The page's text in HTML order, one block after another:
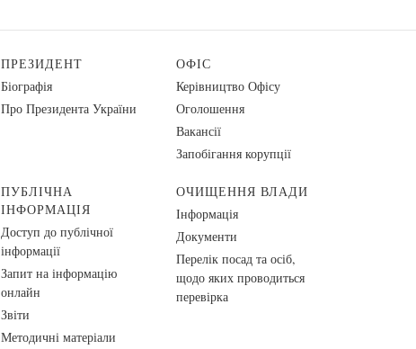
ПРЕЗИДЕНТ
Біографія
Про Президента України
ОФІС
Керівництво Офісу
Оголошення
Вакансії
Запобігання корупції
ПУБЛІЧНА
ІНФОРМАЦІЯ
Доступ до публічної
інформації
Запит на інформацію
онлайн
Звіти
Методичні матеріали
ОЧИЩЕННЯ ВЛАДИ
Інформація
Документи
Перелік посад та осіб,
щодо яких проводиться
перевірка